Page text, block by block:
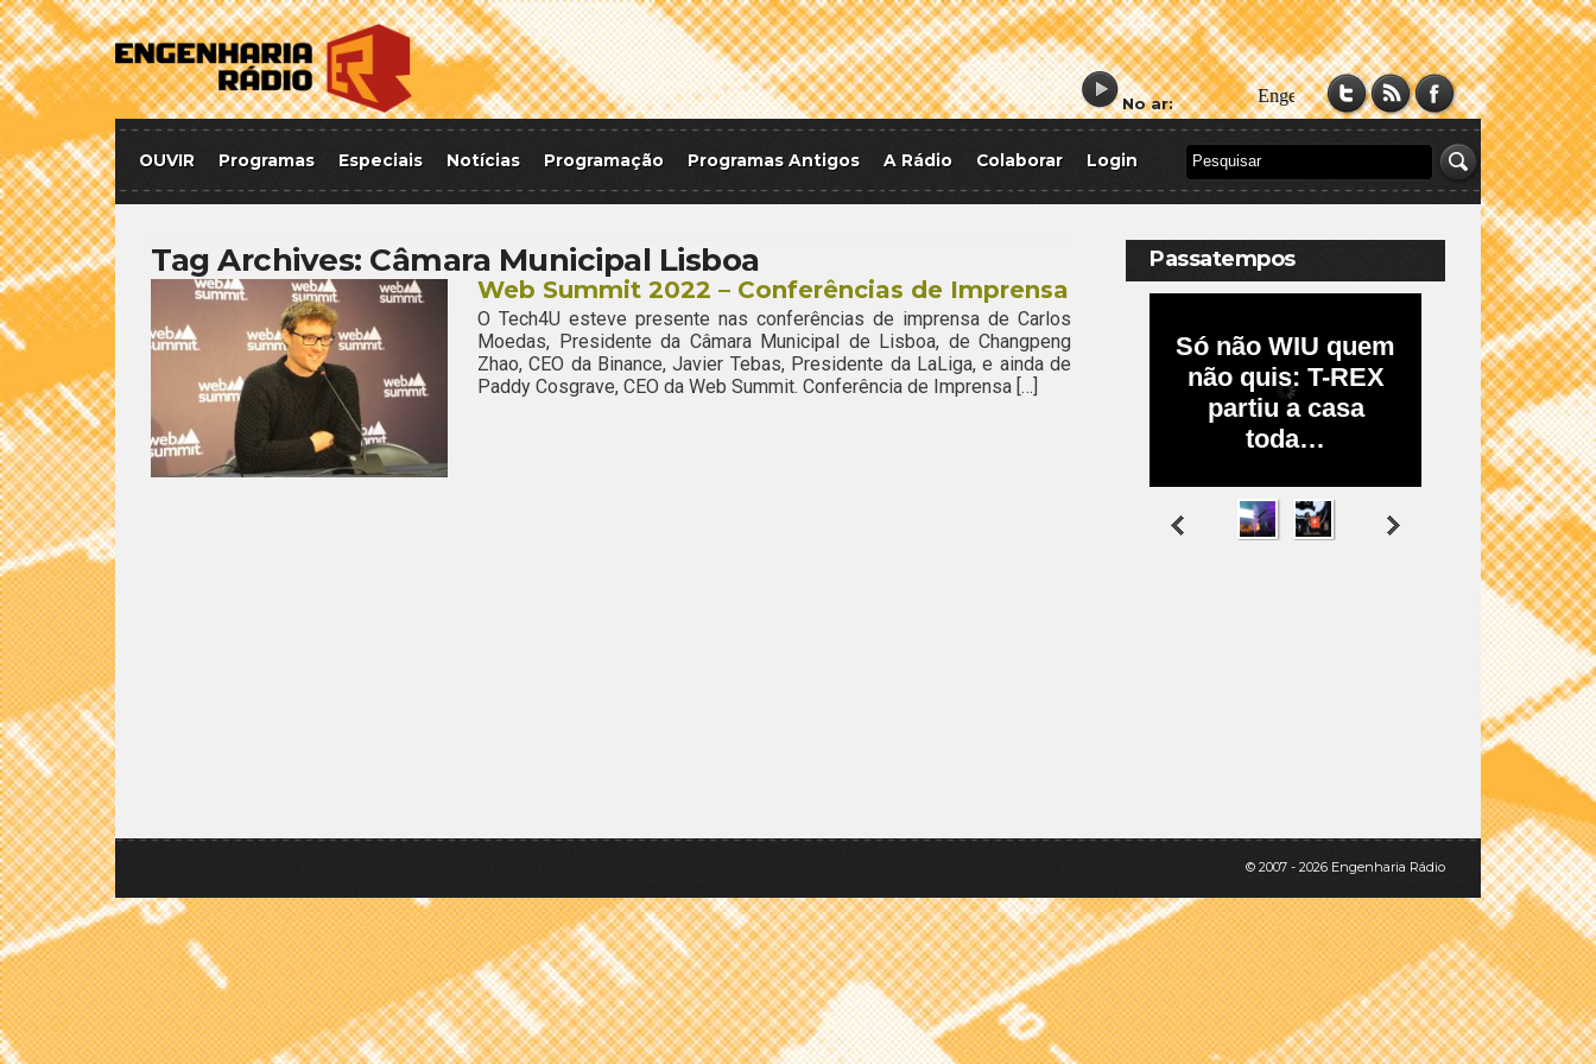
No ar:
OUVIR Programas Especiais Notícias Programação Programas Antigos A Rádio Colaborar Login
Tag Archives: Câmara Municipal Lisboa
Web Summit 2022 – Conferências de Imprensa
O Tech4U esteve presente nas conferências de imprensa de Carlos
Moedas, Presidente da Câmara Municipal de Lisboa, de Changpeng
Zhao, CEO da Binance, Javier Tebas, Presidente da LaLiga, e ainda de
Paddy Cosgrave, CEO da Web Summit. Conferência de Imprensa […]
Passatempos
© 2007 - 2026 Engenharia Rádio